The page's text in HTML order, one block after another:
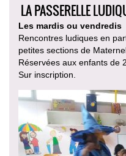
LA PASSERELLE
Les mardis ou vendredis
Rencontres ludiques en
petites sections de
Réservées aux enfants de
Sur inscription.